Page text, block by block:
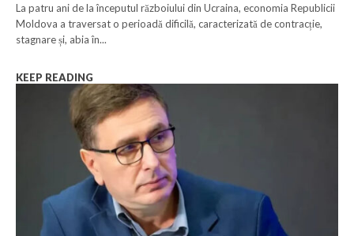
La patru ani de la începutul războiului din Ucraina, economia Republicii
Moldova a traversat o perioadă dificilă, caracterizată de contracție,
stagnare și, abia în...
KEEP READING